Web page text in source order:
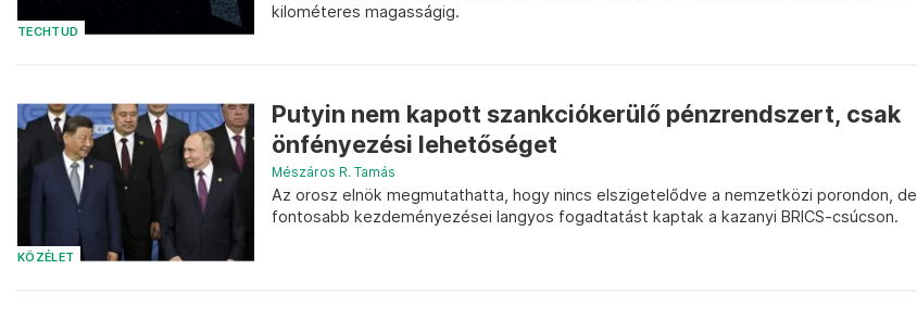
TECHTUD
kilométeres magasságig.
KÖZÉLET
Putyin nem kapott szankciókerülő pénzrendszert, csak
önfényezési lehetőséget
Mészáros R. Tamás
Az orosz elnök megmutathatta, hogy nincs elszigetelődve a nemzetközi porondon, de
fontosabb kezdeményezései langyos fogadtatást kaptak a kazanyi BRICS-csúcson.